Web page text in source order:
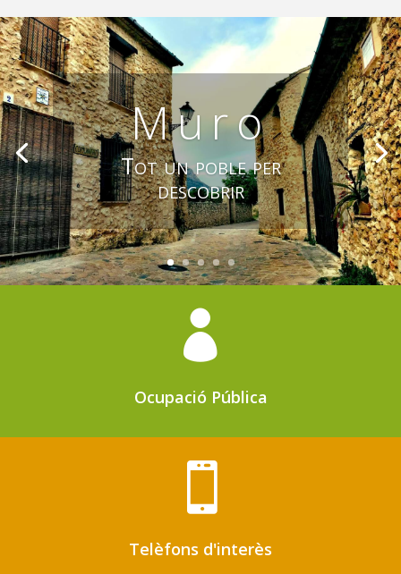
Muro
Tot un poble per
descobrir

Ocupació Pública

Telèfons d'interès